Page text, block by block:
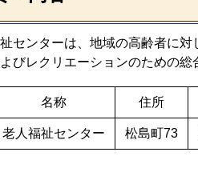
センターは、地域の高齢者に
びレクリエーションのための総
名称 住所
老人福祉センター 松島町73